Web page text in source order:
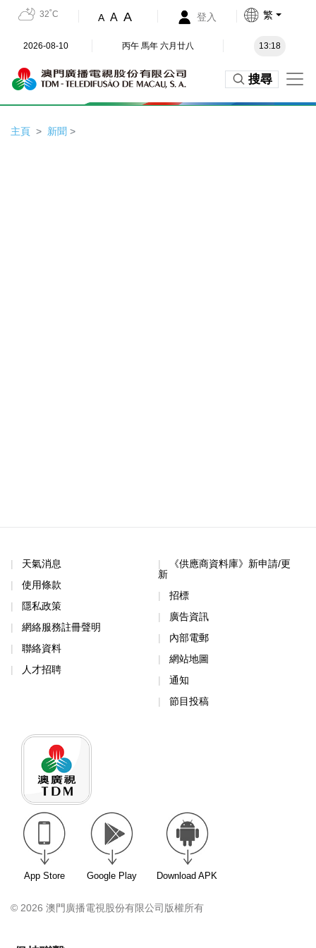
32˚C A A A 登入 繁
2026-08-10 丙午 馬年 六月廿八 13:18
搜尋
主頁 新聞 >
天氣消息
使用條款
隱私政策
網絡服務註冊聲明
聯絡資料
人才招聘
《供應商資料庫》新申請/更
新
招標
廣告資訊
內部電郵
網站地圖
通知
節目投稿
App Store Google Play Download APK
© 2026 澳門廣播電視股份有限公司版權所有